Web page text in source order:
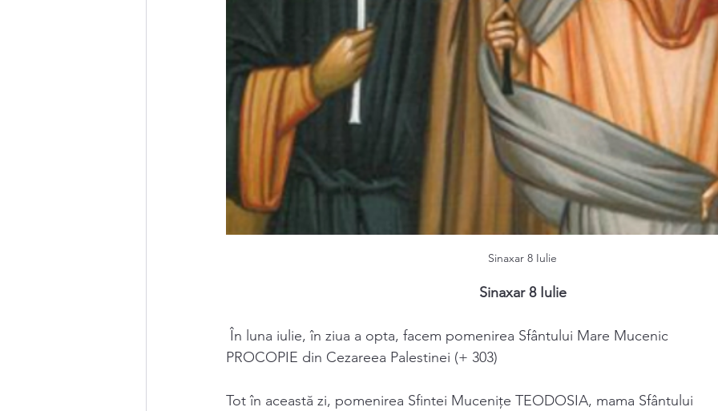
Sinaxar 8 Iulie
Sinaxar 8 Iulie
În luna iulie, în ziua a opta, facem pomenirea Sfântului Mare Mucenic
PROCOPIE din Cezareea Palestinei (+ 303)
Tot în această zi, pomenirea Sfintei Muceniţe TEODOSIA, mama Sfântului